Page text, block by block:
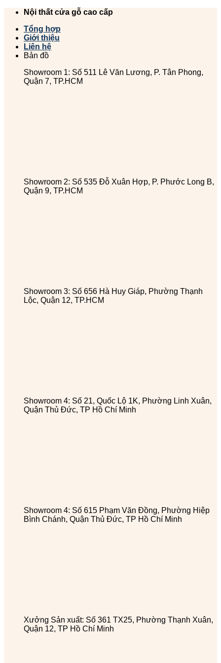
Chuyển
dung
Nội thất cửa gỗ cao cấp
Tổng hợp
Giới thiệu
Liên hệ
Bản đồ
Showroom 1: Số 511 Lê Văn Lương, P. Tân Phong,
Quận 7, TP.HCM
Showroom 2: Số 535 Đỗ Xuân Hợp, P. Phước Long B,
Quận 9, TP.HCM
Showroom 3: Số 656 Hà Huy Giáp, Phường Thạnh
Lộc, Quận 12, TP.HCM
Showroom 4: Số 21, Quốc Lộ 1K, Phường Linh Xuân,
Quận Thủ Đức, TP Hồ Chí Minh
Showroom 4: Số 615 Phạm Văn Đồng, Phường Hiệp
Bình Chánh, Quận Thủ Đức, TP Hồ Chí Minh
Xưởng Sản xuất: Số 361 TX25, Phường Thạnh Xuân,
Quận 12, TP Hồ Chí Minh